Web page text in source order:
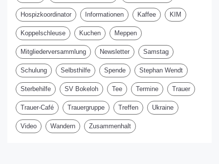
Hospizkoordinator Informationen Kaffee KIM
Koppelschleuse Kuchen Meppen
Mitgliederversammlung Newsletter Samstag
Schulung Selbsthilfe Spende Stephan Wendt
Sterbehilfe SV Bokeloh Tee Termine Trauer
Trauer-Café Trauergruppe Treffen Ukraine
Video Wandern Zusammenhalt